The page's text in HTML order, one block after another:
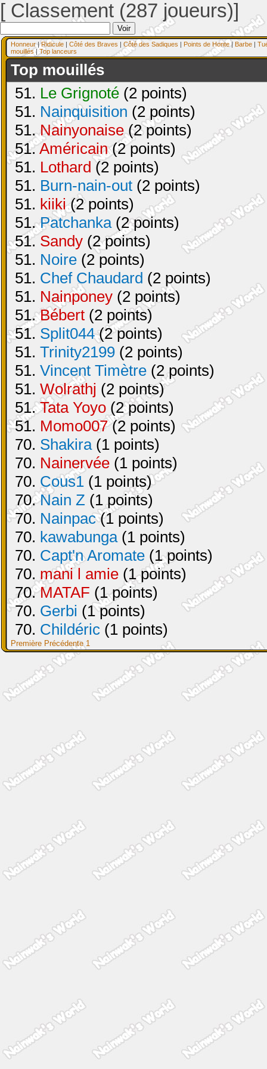
[ Classement (287 joueurs)]
Honneur|Ridicule | Côté des Braves | Côté des Sadiques | Points de Honte| Barbe |
mouillés| Top lanceurs
Top mouillés
51. Le Grignoté (2 points)
51. Nainquisition (2 points)
51.Nainyonaise(2 points)
51.Américain(2 points)
51. Lothard (2 points)
51. Burn-nain-out (2 points)
51. kiiki(2 points)
51.Patchanka(2 points)
51.Sandy (2 points)
51. Noire (2 points)
51. Chef Chaudard (2 points)
51. Nainponey (2 points)
51.Bébert (2 points)
51. Split044(2 points)
51. Trinity2199 (2 points)
51. Vincent Timètre (2 points)
51. Wolrathj (2 points)
51.Tata Yoyo (2 points)
51. Momo007(2 points)
70. Shakira(1 points)
70. Nainervée (1 points)
70. Cous1 (1 points)
70.Nain Z (1 points)
70. Nainpac(1 points)
70. kawabunga(1 points)
70. Capt'n Aromate (1 points)
70. mani l amie (1 points)
70.MATAF (1 points)
70. Gerbi (1 points)
70. Childéric (1 points)
Première Précédente 1